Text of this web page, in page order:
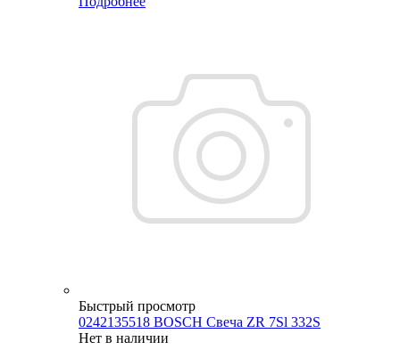
Быстрый просмотр
0242135518 BOSCH Свеча ZR 7Sl 332S
Нет в наличии